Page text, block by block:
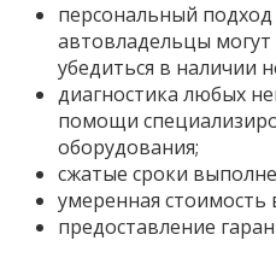
персональный
автовладельцы могут
убедиться в наличии
диагностика любых
помощи
оборудования;
сжатые сроки
умеренная стоимость
предоставление